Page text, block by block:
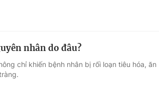
nhân do đâu?
chỉ khiến bệnh nhân bị rối loạn tiêu hóa, ăn